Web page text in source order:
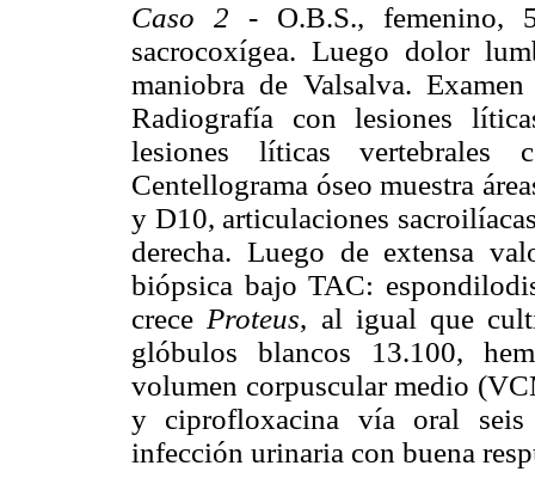
Caso 2 -O.B.S., femenino,
sacrocoxígea. Luego dolor
maniobra de Valsalva.
Radiografía con lesiones
lesiones líticas vertebrales
Centellograma óseo muestra
y D10, articulaciones
derecha. Luego de extensa
biópsica bajo TAC:
crece Proteus, al igual que
glóbulos blancos 13.100,
volumen corpuscular medio
y ciprofloxacina vía oral seis
infección urinaria con buena